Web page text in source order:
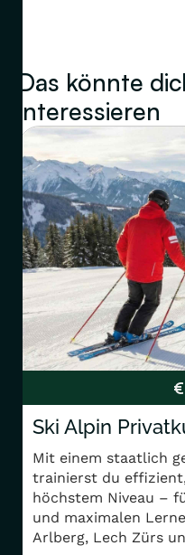
Das könnte
interessieren
Ski Alpin
Mit einem staatlich
trainierst du
höchstem Niveau –
und maximalen
Arlberg, Lech Zürs